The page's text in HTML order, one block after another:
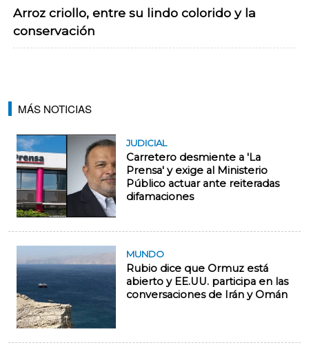
Arroz criollo, entre su lindo colorido y la
conservación
MÁS NOTICIAS
JUDICIAL
Carretero desmiente a 'La
Prensa' y exige al Ministerio
Público actuar ante reiteradas
difamaciones
MUNDO
Rubio dice que Ormuz está
abierto y EE.UU. participa en las
conversaciones de Irán y Omán